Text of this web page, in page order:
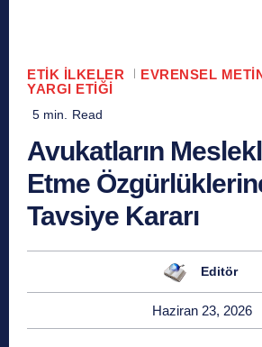
ETIK İLKELER
EVRENSEL
YARGI ETIĞI
5 min. Read
Avukatların
Etme
Tavsiye Kararı
Editör
Haziran 23, 2026